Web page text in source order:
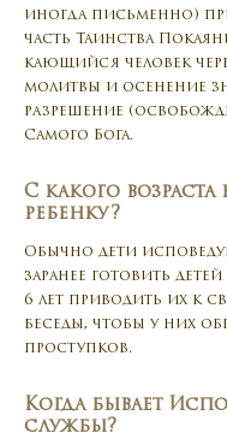
иногда письменно)
часть Таинства
кающийся человек
молитвы и осенение
разрешение
Самого Бога.
C какого
ребенку?
Обычно дети
заранее готовить
6 лет приводить их к
беседы, чтобы у них
проступков.
Когда бывает
службы?